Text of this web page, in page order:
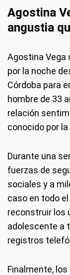
Agostina
angustia
Agostina Vega
por la noche
Córdoba para
hombre de 33
relación
conocido por
Durante una
fuerzas de
sociales y a
caso en todo
reconstruir los
adolescente a
registros
Finalmente,